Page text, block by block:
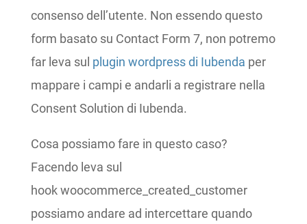
consenso dell’utente. Non essendo questo
form basato su Contact Form 7, non potremo
far leva sul plugin wordpress di Iubenda per
mappare i campi e andarli a registrare nella
Consent Solution di Iubenda.
Cosa possiamo fare in questo caso?
Facendo leva sul
hook woocommerce_created_customer
possiamo andare ad intercettare quando